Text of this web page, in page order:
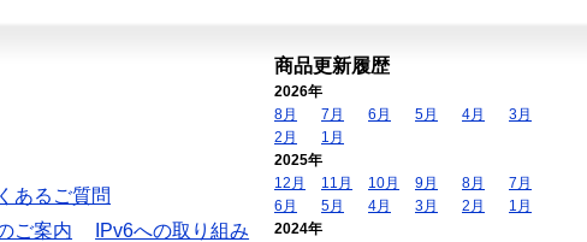
あるご質問
ご案内
IPv6への取り組み
商品更新履歴
2026年
8月
7月 6月 5月 4月
3月
2月
1月
2025年
12月
11月 10月 9月 8月
7月
6月
5月 4月 3月 2月
1月
2024年